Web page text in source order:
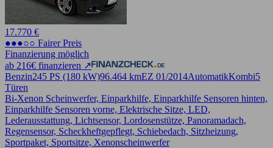
17.770 €
●●●○○ Fairer Preis
Finanzierung möglich
ab 216€ finanzieren ↗
Benzin245 PS (180 kW)96.464 kmEZ 01/2014AutomatikKombi5
Türen
Bi-Xenon Scheinwerfer, Einparkhilfe, Einparkhilfe Sensoren hinten,
Einparkhilfe Sensoren vorne, Elektrische Sitze, LED,
Lederausstattung, Lichtsensor, Lordosenstütze, Panoramadach,
Regensensor, Scheckheftgepflegt, Schiebedach, Sitzheizung,
Sportpaket, Sportsitze, Xenonscheinwerfer